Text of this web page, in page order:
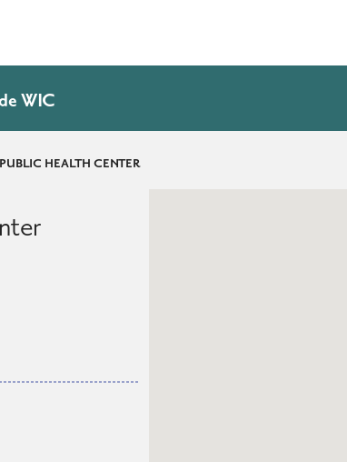
WIC
HEALTH CENTER